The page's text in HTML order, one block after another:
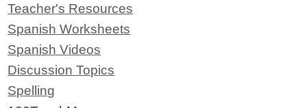
Teacher's Resources
Spanish Worksheets
Spanish Videos
Discussion Topics
Spelling